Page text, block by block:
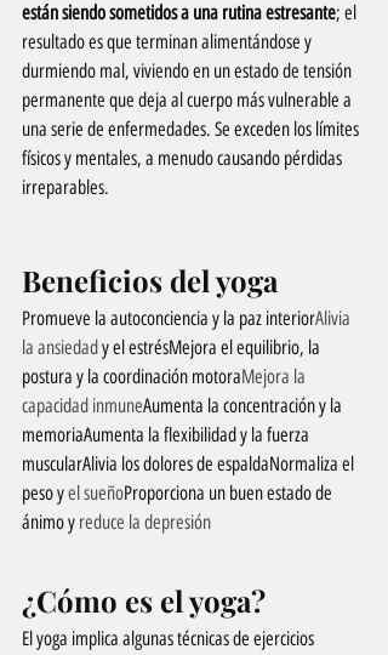
están siendo sometidos a una rutina estresante; el
resultado es que terminan alimentándose y
durmiendo mal, viviendo en un estado de tensión
permanente que deja al cuerpo más vulnerable a
una serie de enfermedades. Se exceden los límites
físicos y mentales, a menudo causando pérdidas
irreparables.
Beneficios del yoga
Promueve la autoconciencia y la paz interiorAlivia
la ansiedad y el estrésMejora el equilibrio, la
postura y la coordinación motoraMejora la
capacidad inmuneAumenta la concentración y la
memoriaAumenta la flexibilidad y la fuerza
muscularAlivia los dolores de espaldaNormaliza el
peso y el sueñoProporciona un buen estado de
ánimo y reduce la depresión
¿Cómo es el yoga?
El yoga implica algunas técnicas de ejercicios